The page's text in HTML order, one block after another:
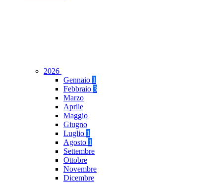
2026
Gennaio 1
Febbraio 3
Marzo
Aprile
Maggio
Giugno
Luglio 1
Agosto 1
Settembre
Ottobre
Novembre
Dicembre